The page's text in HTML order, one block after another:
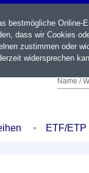
Name /
ETF/ETP
bestmögliche
dass wir Cookies
zustimmen oder
widersprechen